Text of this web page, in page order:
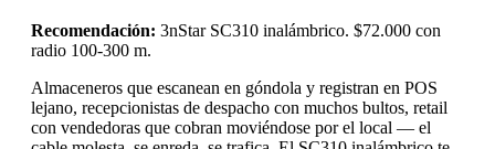
Recomendación: 3nStar SC310 inalámbrico. $72.000 con
radio 100-300 m.
Almaceneros que escanean en góndola y registran en POS
lejano, recepcionistas de despacho con muchos bultos, retail
con vendedoras que cobran moviéndose por el local — el